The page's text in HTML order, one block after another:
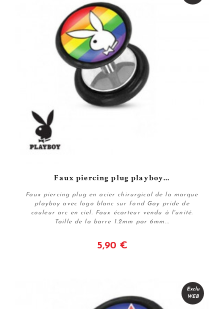
Faux piercing plug playboy...
Faux piercing plug en acier chirurgical de la marque
playboy avec logo blanc sur fond Gay pride de
couleur arc en ciel. Faux écarteur vendu à l'unité.
Taille de la barre 1.2mm par 6mm...
5,90 €
Exclu
WEB